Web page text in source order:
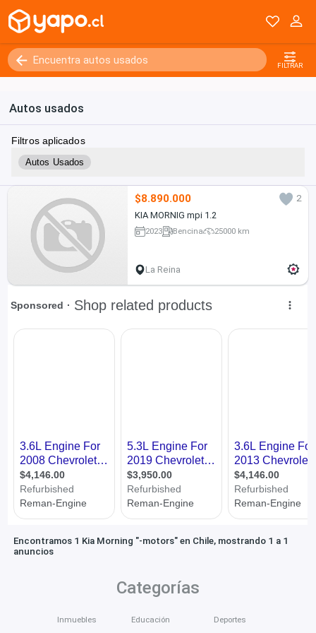
FILTRAR
Autos usados
Filtros aplicados
Autos Usados
$8.890.000
2
KIA MORNIG mpi 1.2
2023 Bencina 25000 km
La Reina
Encontramos 1 Kia Morning "-motors" en Chile, mostrando 1 a 1
anuncios
Categorías
Inmuebles Educación Deportes